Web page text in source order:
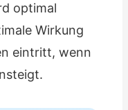
optimal
Wirkung
eintritt, wenn